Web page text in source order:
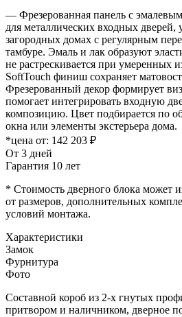
— Фрезерованная панель с
для металлических входных дверей,
загородных домах с регулярным
тамбуре. Эмаль и лак образуют
не растрескивается при умеренных
SoftTouch финиш сохраняет
Фрезерованный декор формирует
помогает интегрировать входную
композицию. Цвет подбирается по
окна или элементы экстерьера дома.
*цена от: 142 203 ₽
От 3 дней
Гарантия 10 лет
* Стоимость дверного блока может
от размеров, дополнительных
условий монтажа.
Характеристики
Замок
Фурнитура
Фото
Составной короб из 2-х гнутых
притвором и наличником, дверное